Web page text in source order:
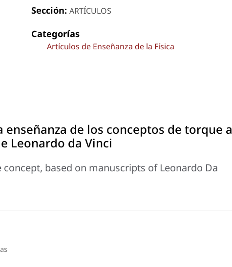
Sección: ARTÍCULOS
Categorías
Artículos de Enseñanza de la Física
de los conceptos de torque a
Leonardo da Vinci
based on manuscripts of Leonardo Da